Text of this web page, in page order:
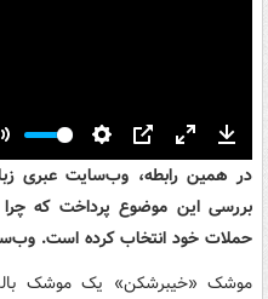
Settings
PIP Enter
fullscreen
در همین رابطه، وب‌سایت عبری
بررسی این موضوع پرداخت که چرا
حملات خود انتخاب کرده است.
موشک «خیبرشکن» یک موشک